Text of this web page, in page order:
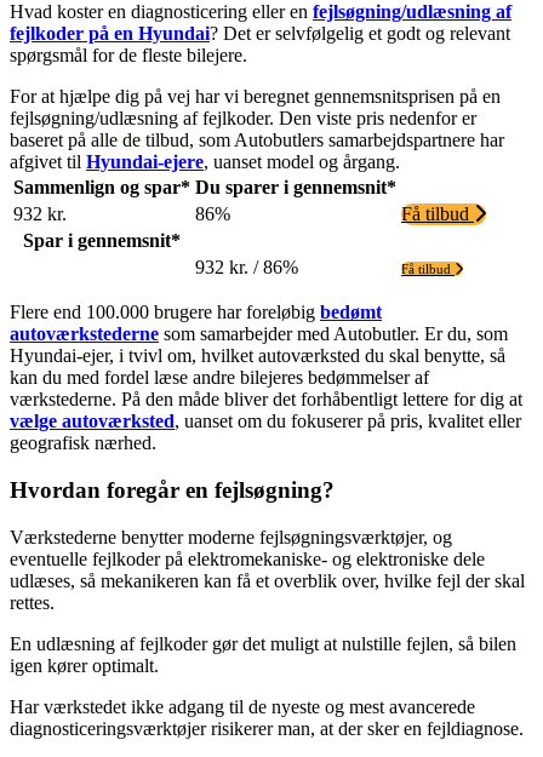
Hvad koster en diagnosticering eller en fejlsøgning/udlæsning af
fejlkoder på en Hyundai? Det er selvfølgelig et godt og relevant
spørgsmål for de fleste bilejere.
For at hjælpe dig på vej har vi beregnet gennemsnitsprisen på en
fejlsøgning/udlæsning af fejlkoder. Den viste pris nedenfor er
baseret på alle de tilbud, som Autobutlers samarbejdspartnere har
afgivet til Hyundai-ejere, uanset model og årgang.
Sammenlign og spar* Du sparer i gennemsnit*
932 kr.
86%
Få tilbud
Spar i gennemsnit*
932 kr. / 86%
Få tilbud
Flere end 100.000 brugere har foreløbig bedømt
autoværkstederne som samarbejder med Autobutler. Er du, som
Hyundai-ejer, i tvivl om, hvilket autoværksted du skal benytte, så
kan du med fordel læse andre bilejeres bedømmelser af
værkstederne. På den måde bliver det forhåbentligt lettere for dig at
vælge autoværksted, uanset om du fokuserer på pris, kvalitet eller
geografisk nærhed.
Hvordan foregår en fejlsøgning?
Værkstederne benytter moderne fejlsøgningsværktøjer, og
eventuelle fejlkoder på elektromekaniske- og elektroniske dele
udlæses, så mekanikeren kan få et overblik over, hvilke fejl der skal
rettes.
En udlæsning af fejlkoder gør det muligt at nulstille fejlen, så bilen
igen kører optimalt.
Har værkstedet ikke adgang til de nyeste og mest avancerede
diagnosticeringsværktøjer risikerer man, at der sker en fejldiagnose.